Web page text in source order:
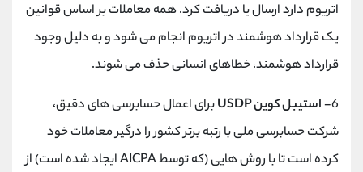
اتریوم دارد ارسال یا دریافت کرد. همه معاملات بر اساس قوانین
یک قرارداد هوشمند در اتریوم انجام می شود و به دلیل وجود
قرارداد هوشمند، خطاهای انسانی حذف می شوند.
6- استیبل کوین USDP
برای اعمال حسابرسی های دقیق،
شرکت حسابرسی ملی با رتبه برتر کشور را درگیر معاملات خود
کرده است تا با روش هایی (که توسط AICPA ایجاد شده است) از